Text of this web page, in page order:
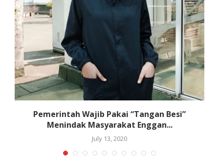
Pemerintah Wajib Pakai “Tangan Besi”
Menindak Masyarakat Enggan...
July 13, 2020